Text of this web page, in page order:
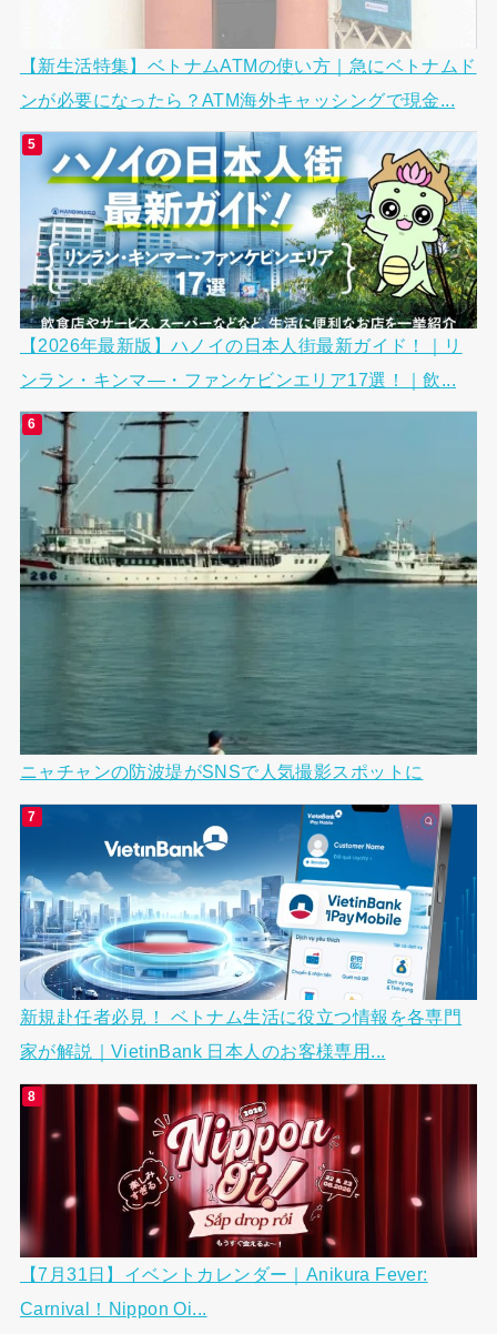
【新生活特集】ベトナムATMの使い方｜急にベトナムド
ンが必要になったら？ATM海外キャッシングで現金...
【2026年最新版】ハノイの日本人街最新ガイド！｜リ
ンラン・キンマ―・ファンケビンエリア17選！｜飲...
ニャチャンの防波堤がSNSで人気撮影スポットに
新規赴任者必見！ ベトナム生活に役立つ情報を各専門
家が解説｜VietinBank 日本人のお客様専用...
【7月31日】イベントカレンダー｜Anikura Fever:
Carnival！Nippon Oi...